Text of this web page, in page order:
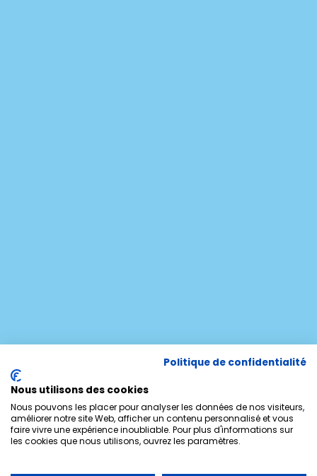
Politique de confidentialité
Nous utilisons des cookies
Nous pouvons les placer pour analyser les données de nos visiteurs,
améliorer notre site Web, afficher un contenu personnalisé et vous
faire vivre une expérience inoubliable. Pour plus d'informations sur
les cookies que nous utilisons, ouvrez les paramètres.